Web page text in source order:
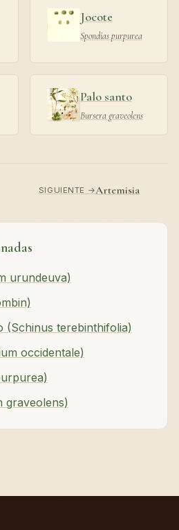
Jocote
Spondias purpurea
Palo santo
Bursera graveolens
SIGUIENTE →Artemisia
urundeuva)
(Schinus terebinthifolia)
occidentale)
graveolens)